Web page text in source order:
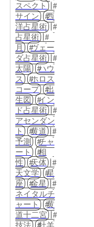
スペクト
サイン
西
洋占星術
占星術
月
ヴェー
ダ占星術
太陽
ハウ
ス
ホロス
コープ
出
生図
イン
ド占星術
アセンダン
ト
黄道
予測
チャ
ート
相
性
天体
天文学
星
座
金星
ネイタルチ
ャート
黄
道十二宮
技法
牡羊